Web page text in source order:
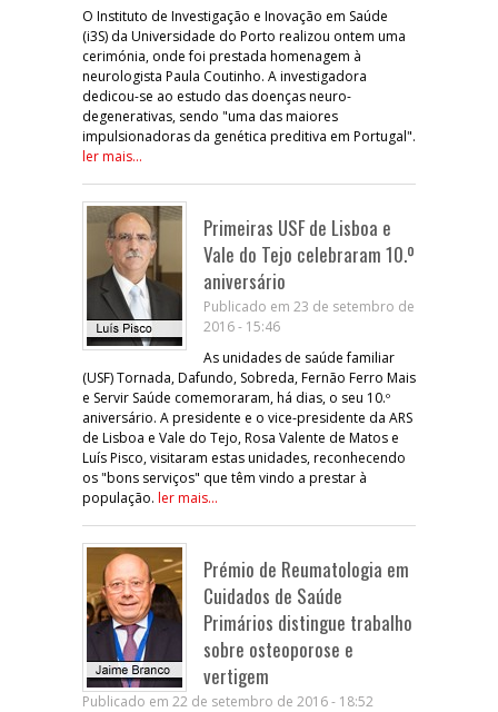
O Instituto de Investigação e Inovação em Saúde
(i3S) da Universidade do Porto realizou ontem uma
cerimónia, onde foi prestada homenagem à
neurologista Paula Coutinho. A investigadora
dedicou-se ao estudo das doenças neuro-
degenerativas, sendo "uma das maiores
impulsionadoras da genética preditiva em Portugal".
ler mais...
Primeiras USF de Lisboa e
Vale do Tejo celebraram 10.º
aniversário
Publicado em 23 de setembro de
2016 - 15:46
As unidades de saúde familiar
(USF) Tornada, Dafundo, Sobreda, Fernão Ferro Mais
e Servir Saúde comemoraram, há dias, o seu 10.º
aniversário. A presidente e o vice-presidente da ARS
de Lisboa e Vale do Tejo, Rosa Valente de Matos e
Luís Pisco, visitaram estas unidades, reconhecendo
os "bons serviços" que têm vindo a prestar à
população. ler mais...
Prémio de Reumatologia em
Cuidados de Saúde
Primários distingue trabalho
sobre osteoporose e
vertigem
Publicado em 22 de setembro de 2016 - 18:52